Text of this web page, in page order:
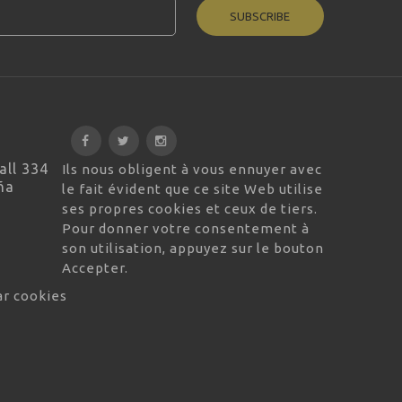
SUBSCRIBE
334
Ils nous obligent à vous ennuyer avec
le fait évident que ce site Web utilise
ses propres cookies et ceux de tiers.
Pour donner votre consentement à
son utilisation, appuyez sur le bouton
Accepter.
cookies